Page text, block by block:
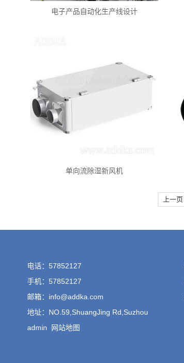
电子产品自动化生产线设计
单向流除湿新风机
上一页
电话：57852127
手机：57852127
邮箱：info@addka.com
地址：NO.59,ShuangJing Rd,Suzhou
admin
网站地图